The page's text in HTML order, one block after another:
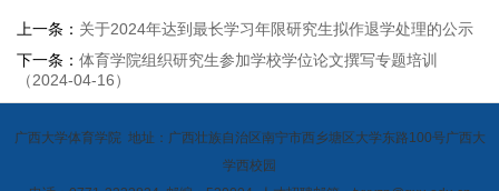
上一条： 关于2024年达到最长学习年限研究生拟作退学处理的公示
下一条： 体育学院组织研究生参加学校学位论文撰写专题培训
（2024-04-16）
广西大学体育学院 地址：广西壮族自治区南宁市西乡塘区大学东路100号广西大
学西校园